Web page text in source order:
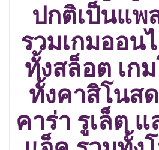
ปกติเป็นแพ
รวมเกมออน
ทั้งสล็อต เก
ทั้งคาสิโนส
คาร่า รูเล็ต